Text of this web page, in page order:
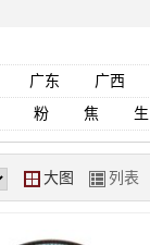
广东
广西
粉 焦 生
Y 大图 Z 列表